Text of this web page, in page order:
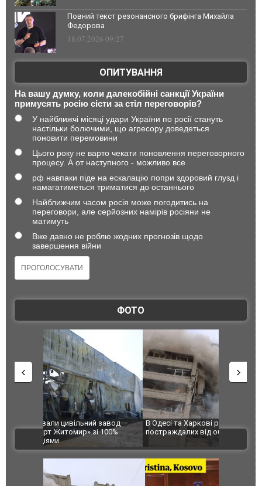
Повний текст резонансного брифінга Михайла
Федорова
18.07.2026 09:27
ОПИТУВАННЯ
На вашу думку, коли далекобійні санкції України
примусять росію сісти за стіл переговорів?
У найближчі місяці удари України по росії стануть
настільки болючими, що агресору доведеться
поновити перемовини
Цього року не варто чекати поновлення переговорного
процесу. А от наступного - можливо все
рф навпаки піде на ескалацію попри здоровий глузд і
намагатиметься триматися до останнього
Найближчим часом росія може погодитись на
переговори, але серйозних намірів росіяни не
матимуть
Вже давно не роблю жодних прогнозів щодо
завершення війни
ФОТО
В Одесі та Харкові різко зросла кількість
постраждалих від обстрілу РФ
Ворог
двоє
після
ВІДЕО